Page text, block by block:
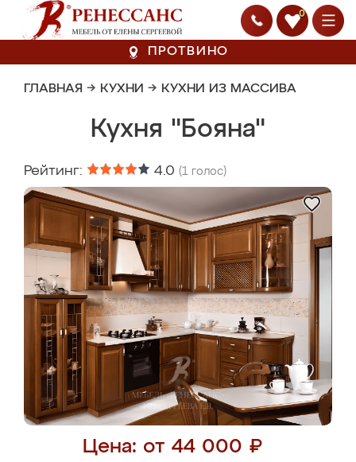
0
ПРОТВИНО
ГЛАВНАЯ → КУХНИ → КУХНИ ИЗ МАССИВА
Кухня "Бояна"
Рейтинг: 4.0 (1 голос)
Цена: от 44 000 ₽